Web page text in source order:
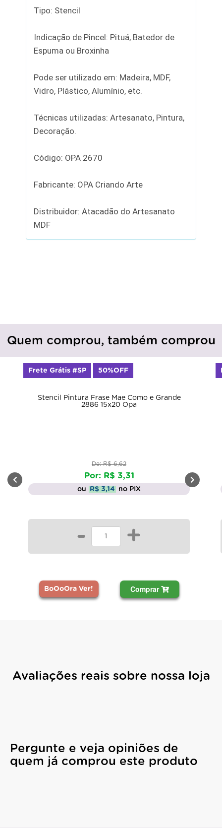
Tipo: Stencil
Indicação de Pincel: Pituá, Batedor de
Espuma ou Broxinha
Pode ser utilizado em: Madeira, MDF,
Vidro, Plástico, Alumínio, etc.
Técnicas utilizadas: Artesanato, Pintura,
Decoração.
Código: OPA 2670
Fabricante: OPA Criando Arte
Distribuidor: Atacadão do Artesanato
MDF
Quem comprou, também comprou
Stencil Pintura Frase Mae Como e Grande
2886 15x20 Opa
De: R$ 6,62
Por: R$ 3,31
ou R$ 3,14 no PIX
- +
BoOoOra Ver! Comprar
Frete Grátis #SP 50%OFF
Avaliações reais sobre nossa loja
Pergunte e veja opiniões de
quem já comprou este produto